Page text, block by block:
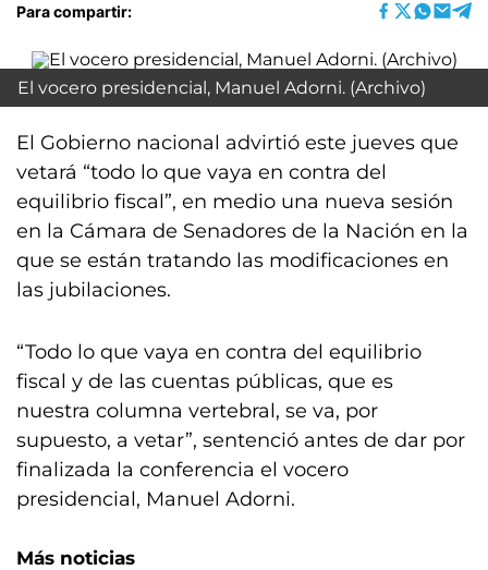
Para compartir:
El vocero presidencial, Manuel Adorni. (Archivo)
El Gobierno nacional advirtió este jueves que
vetará “todo lo que vaya en contra del
equilibrio fiscal”, en medio una nueva sesión
en la Cámara de Senadores de la Nación en la
que se están tratando las modificaciones en
las jubilaciones.
“Todo lo que vaya en contra del equilibrio
fiscal y de las cuentas públicas, que es
nuestra columna vertebral, se va, por
supuesto, a vetar”, sentenció antes de dar por
finalizada la conferencia el vocero
presidencial, Manuel Adorni.
Más noticias